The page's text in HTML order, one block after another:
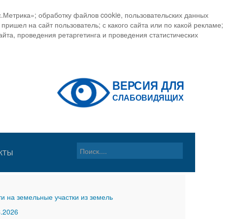
обработку файлов cookie, пользовательских данных
на сайт пользователь; с какого сайта или по какой рекламе;
проведения ретаргетинга и проведения статистических
на земельные участки из земель